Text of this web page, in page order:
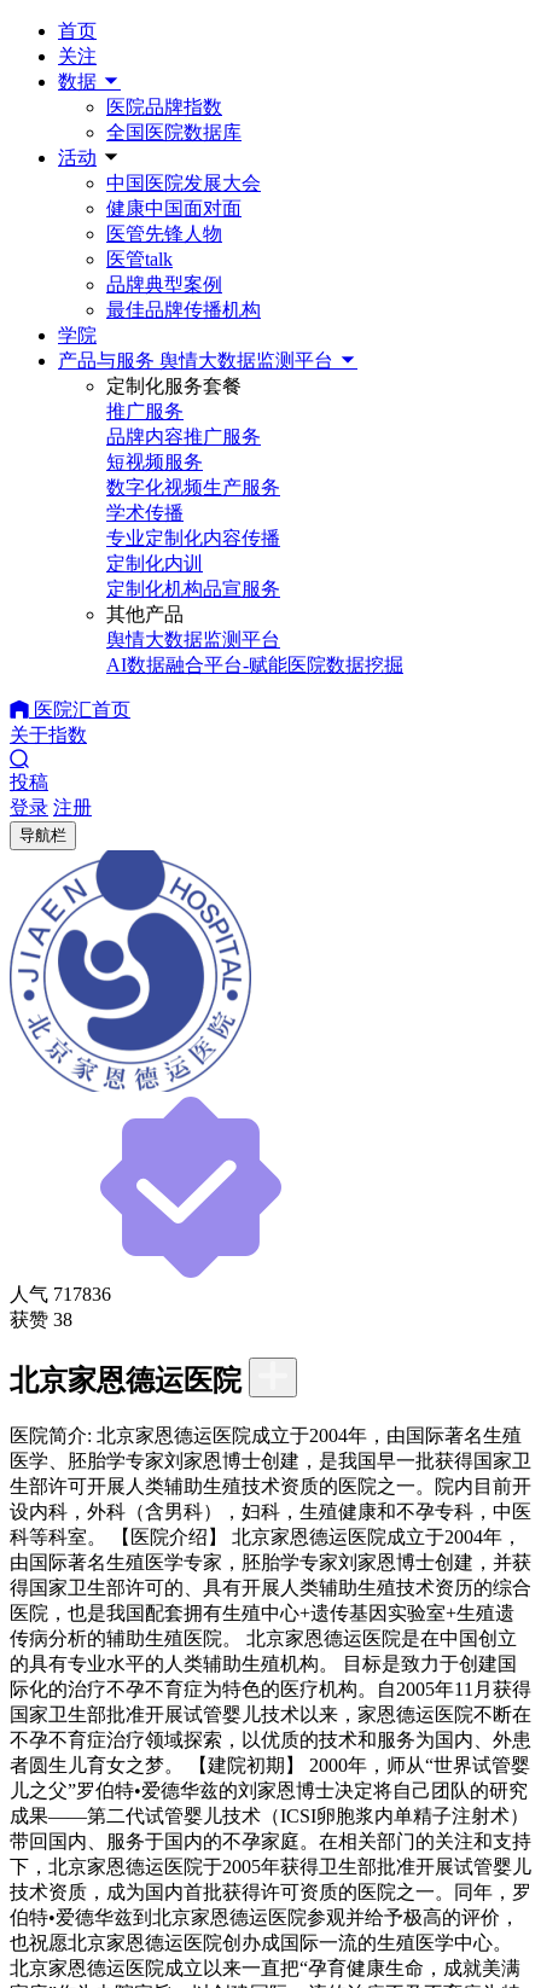
首页
关注
数据
医院品牌指数
全国医院数据库
活动
中国医院发展大会
健康中国面对面
医管先锋人物
医管talk
品牌典型案例
最佳品牌传播机构
学院
产品与服务 舆情大数据监测平台
定制化服务套餐
推广服务
品牌内容推广服务
短视频服务
数字化视频生产服务
学术传播
专业定制化内容传播
定制化内训
定制化机构品宣服务
其他产品
舆情大数据监测平台
AI数据融合平台-赋能医院数据挖掘
医院汇首页
关于指数
投稿
登录 注册
导航栏
人气 717836
获赞 38
北京家恩德运医院
医院简介: 北京家恩德运医院成立于2004年，由国际著名生殖
医学、胚胎学专家刘家恩博士创建，是我国早一批获得国家卫
生部许可开展人类辅助生殖技术资质的医院之一。院内目前开
设内科，外科（含男科），妇科，生殖健康和不孕专科，中医
科等科室。 【医院介绍】 北京家恩德运医院成立于2004年，
由国际著名生殖医学专家，胚胎学专家刘家恩博士创建，并获
得国家卫生部许可的、具有开展人类辅助生殖技术资历的综合
医院，也是我国配套拥有生殖中心+遗传基因实验室+生殖遗
传病分析的辅助生殖医院。 北京家恩德运医院是在中国创立
的具有专业水平的人类辅助生殖机构。 目标是致力于创建国
际化的治疗不孕不育症为特色的医疗机构。自2005年11月获得
国家卫生部批准开展试管婴儿技术以来，家恩德运医院不断在
不孕不育症治疗领域探索，以优质的技术和服务为国内、外患
者圆生儿育女之梦。 【建院初期】 2000年，师从“世界试管婴
儿之父”罗伯特•爱德华兹的刘家恩博士决定将自己团队的研究
成果——第二代试管婴儿技术（ICSI卵胞浆内单精子注射术）
带回国内、服务于国内的不孕家庭。在相关部门的关注和支持
下，北京家恩德运医院于2005年获得卫生部批准开展试管婴儿
技术资质，成为国内首批获得许可资质的医院之一。同年，罗
伯特•爱德华兹到北京家恩德运医院参观并给予极高的评价，
也祝愿北京家恩德运医院创办成国际一流的生殖医学中心。
北京家恩德运医院成立以来一直把“孕育健康生命，成就美满